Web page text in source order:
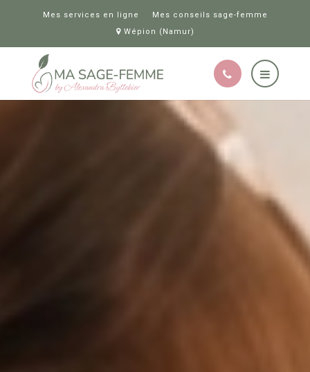
Mes services en ligne
Mes conseils sage-femme
Wépion (Namur)